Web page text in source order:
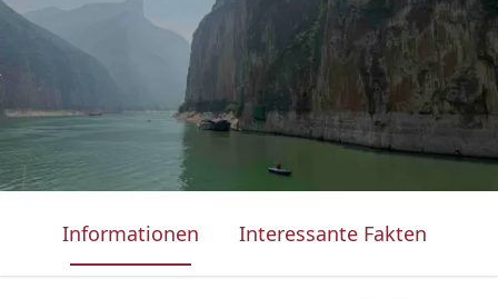
Informationen Interessante Fakten